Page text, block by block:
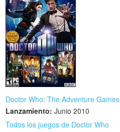
Doctor Who: The Adventure Games
Lanzamiento: Junio 2010
Todos los juegos de Doctor Who